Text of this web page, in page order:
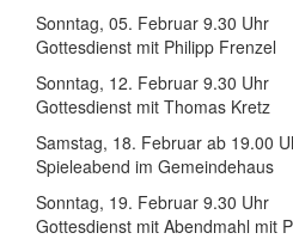
Sonntag, 05. Februar 9.30 Uhr
Gottesdienst mit Philipp Frenzel
Sonntag, 12. Februar 9.30 Uhr
Gottesdienst mit Thomas Kretz
Samstag, 18. Februar ab 19.00
Spieleabend im Gemeindehaus
Sonntag, 19. Februar 9.30 Uhr
Gottesdienst mit Abendmahl mit